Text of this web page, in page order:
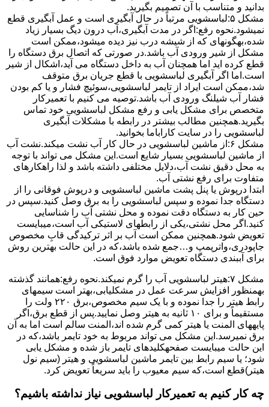
بدانید و متناسب با آن تصمیم بگیرید.
مشکل ۵:لباسشویی مرتباً در ﺣﺎل آﺑﮕﯿﺮی اﺳﺖ و ﻋﻤﻞ آﺑﮕﯿﺮی ﻗﻄﻊ
نمیشود.نحوه رﻓﻊ:اﮔﺮ در ﻣﺪت آﺑﮕﯿﺮی،آب درون دﯾﮓ ﺑﺴﯿﺎر زﯾﺎد
ﺷﺪه،بهگونهای ﮐﻪ از ﺷﯿﺸﻪ درب ﻧﯿﺰ دﯾﺪه میشود،ممکن است
مشکل از شیر ورودی آب باشد.در صورتی که اتصال برق دستگاه را
قطع کرده اید اما همچنان آب به داخل دستگاه می آید،اشکال از شیر
است.اما اگر آبگیری لباسشویی با قطع جریان برق متوقف
شد،ممکن است ایراد از تایمر لباسشویی،سوئیچ فشار و یا کم بودن
فشار آب شیلنگ ورودی آب باشد.توصیه می کنیم با تعمیرکار
متخصص برای مشکل یابی و رفع مشکل لباسشویی خود تماس
بگیرید.همچنین مطالب بیشتر در رابطه با مشکلات آبگیری
لباسشویی را در سایت کاراباما بخوانید.
مشکل ۶:از ﻣﺎﺷﯿﻦ لباسشویی در ﺣﺎل ﮐﺎر آب ﻧﺸﺖ میکند.نشت آب
از ماشین لباسشویی بسیار شایع است.این مشکل می تواند با توجه
به محل دقیق نشت آب،دلایل مختلفی داشته باشد و لذا راهکارهای
متفاوت برای رفع نشتی آب.
ابتدا درپوش یا پنل ﭘﺸﺖ ﻣﺎﺷﯿﻦ لباسشویی و درپوش ﻓﻮﻗﺎﻧﯽ را از
دستگاه ﺟﺪا ﻧﻤﻮده و ﺳﭙﺲ لباسشویی را ﺑﻪ ﺑﺮق وصل ﮐﻨﯿﺪ.سپس در
حین کار به دستگاه دقت نموده و ﻣﺤﻞ نشتی آب را ﺷﻨﺎﺳﺎﯾﯽ
کنید.اﮔﺮ ﻣﺤﻞ نشتی،ﯾﮑﯽ از رابطهای ﻻﺳﺘﯿﮑﯽ آب اﺳﺖ،میبایست
ﺗﻌﻮﯾﺾ شود.همچنین ﻣﻤﮑﻦ اﺳﺖ آب بر اثر ﺗﺮﮐﯿﺪﮔﯽ قابِ ﻣﺨﺼﻮص
ﺟﺎﭘﻮدری،واترپمپ و…جمع شده ﺑﺎﺷﺪ،ﮐﻪ در این حالت بهترین روش
برای آببندی دستگاه ﺗﻌﻮﯾﺾ ﻣﻮارد ﻓﻮق اﺳﺖ.
مشکل ۷:ﻫﯿﺘﺮ لباسشویی آب را ﮔﺮم نمیکند.نحوه رﻓﻊ:ﻫﻤﺎﻧﻨﺪ ﮔﺬﺷﺘﻪ
بهمنظور اﻓﺰاﯾﺶ ﺳﺮﻋﺖ ﻋﻤﻞ در مشکلیابی،بهتر است سیمهای
راﺑﻂ ﻫﯿﺘﺮ را ﺟﺪا ﻧﻤﻮده و ﺑﺎ ﯾﮏ ﺳﯿﻢ ﻣﺨﺼﻮص،برق ۲۲۰ ولت را
مستقیماً و برای ۱۰ ﺛﺎﻧﯿﻪ ﺑﻪ ﻫﯿﺘﺮ وصل نمایید.ﭘﺲ از ﻗﻄﻊ ﺑﺮق،اﮔﺮ
پایههای اﻟﻤﻨﺖ یا هیتر کمی ﮔﺮم ﺷﺪه اند،اﻟﻤﻨﺖ ﺳﺎﻟﻢ است اما ﺑﻪ آن
ﺑﺮق نمیرسد.اﯾﻦ ﻣﺸﮑﻞ می تواند مربوط به ﺧﻮد ﺗﺎﯾﻤﺮ باشد،ﮐﻪ در
این حالت میبایست صفحهکلیدهای ﺗﺎﯾﻤﺮ باز شده و مشکل یابی
شود؛ ﯾﺎ ﺳﯿﻢ راﺑﻂ ﺑﯿﻦ ﺗﺎﯾﻤﺮ ماشین لباسشویی و ﻫﯿﺘﺮ (سیم ﻧﻮل
ﻫﯿﺘﺮ)ﻗﻄﻊ اﺳﺖ،ﮐﻪ ﺳﯿﻢ ﻣﻌﯿﻮب را ﺑﺎﯾﺪ سریعاً ﺗﻌﻮﯾﺾ کرد.
چه کار کنیم به تعمیرکار لباسشویی نیاز نداشته باشیم؟